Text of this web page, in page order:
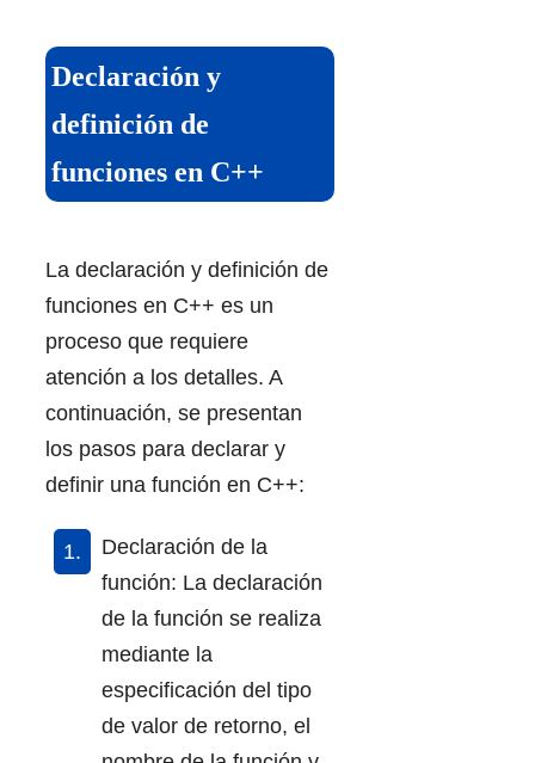
Declaración y
definición de
funciones en C++
La declaración y definición de
funciones en C++ es un
proceso que requiere
atención a los detalles. A
continuación, se presentan
los pasos para declarar y
definir una función en C++:
Declaración de la
función: La declaración
de la función se realiza
mediante la
especificación del tipo
de valor de retorno, el